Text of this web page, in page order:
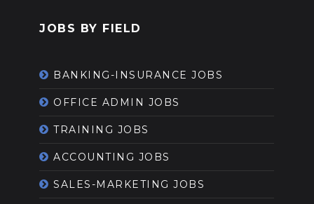
JOBS BY FIELD
BANKING-INSURANCE JOBS
OFFICE ADMIN JOBS
TRAINING JOBS
ACCOUNTING JOBS
SALES-MARKETING JOBS